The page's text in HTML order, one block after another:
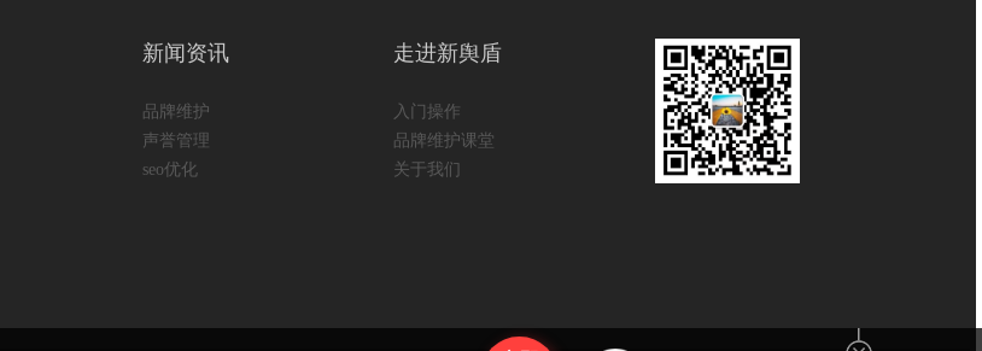
新闻资讯
品牌维护
声誉管理
seo优化
走进新舆盾
入门操作
品牌维护课堂
关于我们